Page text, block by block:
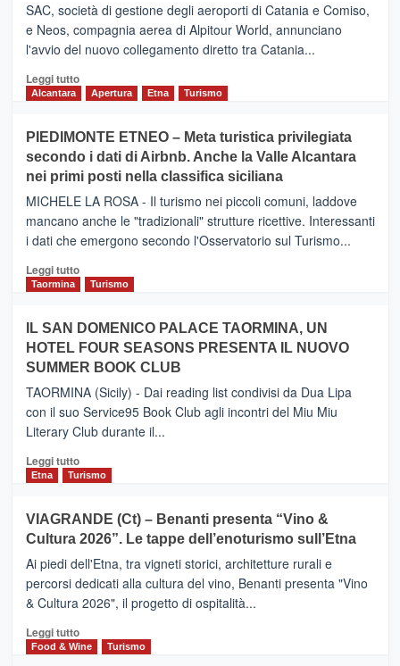
SAC, società di gestione degli aeroporti di Catania e Comiso,
e Neos, compagnia aerea di Alpitour World, annunciano
l'avvio del nuovo collegamento diretto tra Catania...
Leggi tuttoLeggi
CATANIA
–
Inaugurato
il
nuovo
collegamento
tra
e
Zanzibar
da
Neos
Alcantara Apertura Etna Turismo
PIEDIMONTE ETNEO – Meta turistica privilegiata
secondo i dati di Airbnb. Anche la Valle Alcantara
nei primi posti nella classifica siciliana
MICHELE LA ROSA - Il turismo nei piccoli comuni, laddove
mancano anche le "tradizionali" strutture ricettive. Interessanti
i dati che emergono secondo l'Osservatorio sul Turismo...
Leggi tuttoLeggi
PIEDIMONTE
ETNEO
–
Meta
turistica
privilegiata
secondo
dati
di
Anche
la
Valle
Alcantara
nei
primi
nella
classifica
Taormina Turismo
IL SAN DOMENICO PALACE TAORMINA, UN
HOTEL FOUR SEASONS PRESENTA IL NUOVO
SUMMER BOOK CLUB
TAORMINA (Sicily) - Dai reading list condivisi da Dua Lipa
con il suo Service95 Book Club agli incontri del Miu Miu
Literary Club durante il...
Leggi tuttoLeggi
di
IL
SAN
DOMENICO
PALACE
TAORMINA,
UN
HOTEL
FOUR
Etna Turismo
VIAGRANDE (Ct) – Benanti presenta “Vino &
Cultura 2026”. Le tappe dell’enoturismo sull’Etna
Ai piedi dell'Etna, tra vigneti storici, architetture rurali e
percorsi dedicati alla cultura del vino, Benanti presenta "Vino
& Cultura 2026", il progetto di ospitalità...
Leggi tuttoLeggi
di
Food & Wine Turismo